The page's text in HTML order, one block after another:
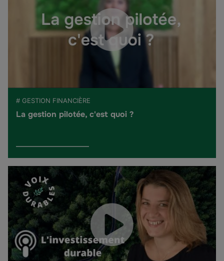
# GESTION FINANCIÈRE
La gestion pilotée, c'est quoi ?